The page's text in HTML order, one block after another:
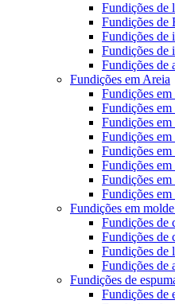
Fundições de
Fundições de
Fundições de
Fundições de
Fundições de
Fundições em Areia
Fundições
Fundições
Fundições
Fundições em
Fundições
Fundições
Fundições em
Fundições
Fundições em molde
Fundições de
Fundições de
Fundições de
Fundições de
Fundições de
Fundições de